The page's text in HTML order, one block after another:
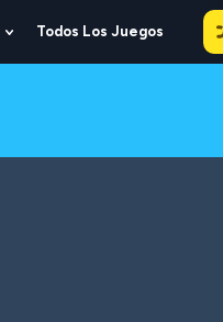
Show
Submenu
Todos Los Juegos